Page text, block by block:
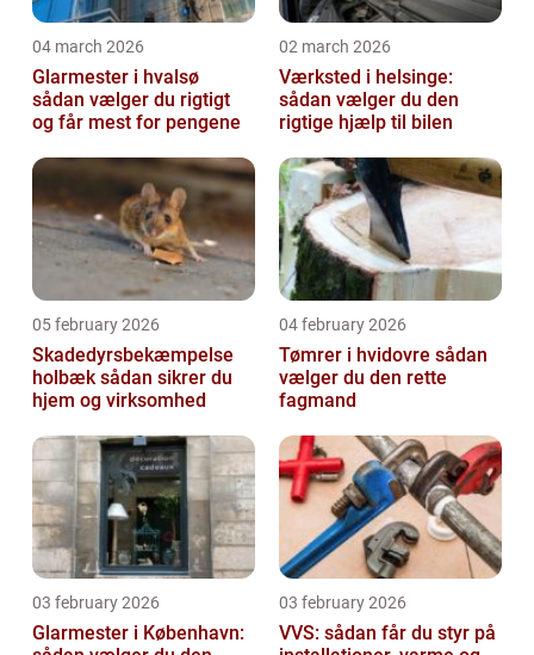
04 march 2026
Glarmester i hvalsø
sådan vælger du rigtigt
og får mest for pengene
02 march 2026
Værksted i helsinge:
sådan vælger du den
rigtige hjælp til bilen
05 february 2026
Skadedyrsbekæmpelse
holbæk sådan sikrer du
hjem og virksomhed
04 february 2026
Tømrer i hvidovre sådan
vælger du den rette
fagmand
03 february 2026
Glarmester i København:
03 february 2026
VVS: sådan får du styr på